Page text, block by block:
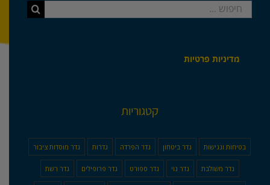
חיפוש...
מדיניות פרטיות
קטגוריות
בטיחות ונגישות גדר ביטחון גדר הפרדה גדרות גדר מוסדות ציבור
גדר משולבת גדר נוי גדר ספורט גדר פרופילים גדר רשת